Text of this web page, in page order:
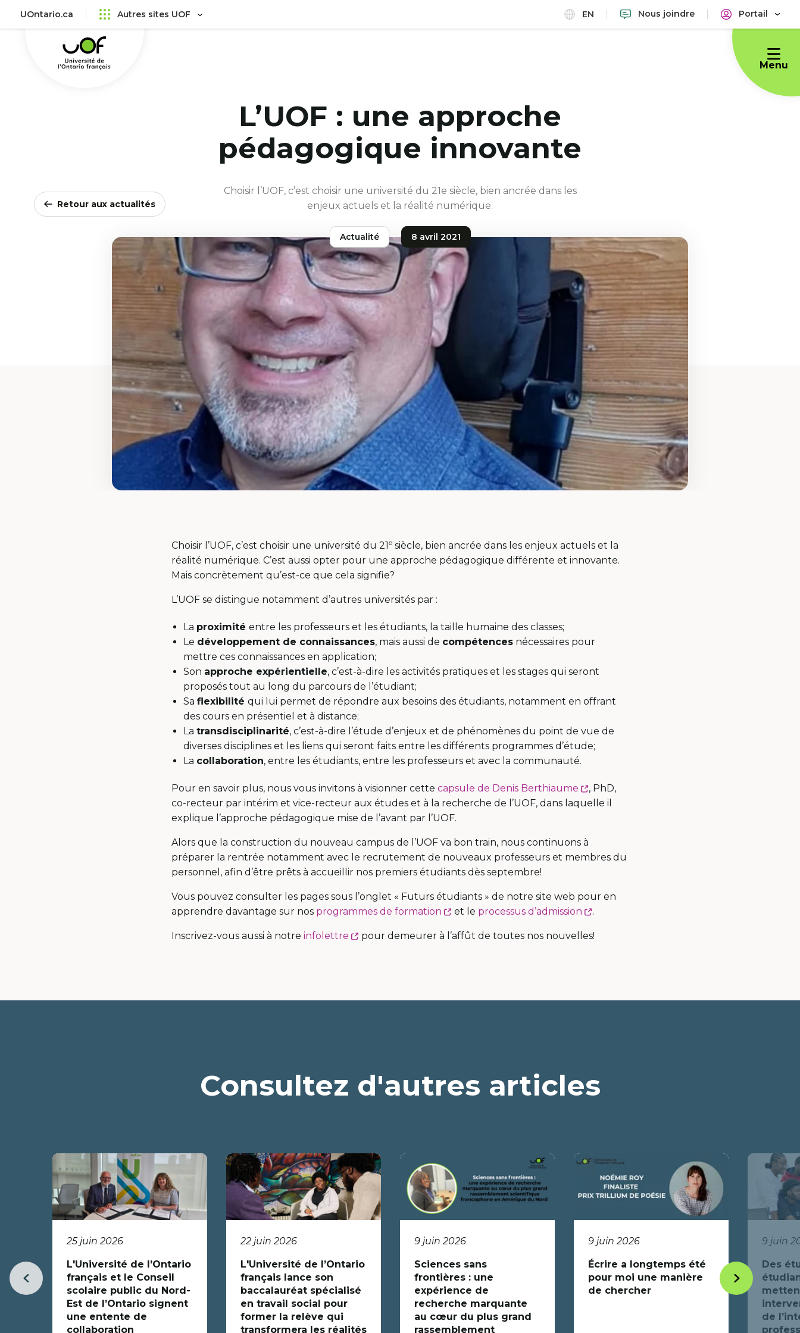
UOntario.ca Autres sites UOF EN Nous joindre Portail
Université
de
l'Ontario
Menu
L’UOF : une approche
pédagogique innovante
Choisir l’UOF, c’est choisir une université du 21e siècle, bien ancrée dans les
enjeux actuels et la réalité numérique.
Retour aux actualités
Actualité 8 avril 2021
Choisir l’UOF, c’est choisir une université du 21e siècle, bien ancrée dans les enjeux actuels et la
réalité numérique. C’est aussi opter pour une approche pédagogique différente et innovante.
Mais concrètement qu’est-ce que cela signifie?
L’UOF se distingue notamment d’autres universités par :
La proximité entre les professeurs et les étudiants, la taille humaine des classes;
Le développement de connaissances, mais aussi de compétences nécessaires pour
mettre ces connaissances en application;
Son approche expérientielle, c’est-à-dire les activités pratiques et les stages qui seront
proposés tout au long du parcours de l’étudiant;
Sa flexibilité qui lui permet de répondre aux besoins des étudiants, notamment en offrant
des cours en présentiel et à distance;
La transdisciplinarité, c’est-à-dire l’étude d’enjeux et de phénomènes du point de vue de
diverses disciplines et les liens qui seront faits entre les différents programmes d’étude;
La collaboration, entre les étudiants, entre les professeurs et avec la communauté.
Pour en savoir plus, nous vous invitons à visionner cette capsule de Denis Berthiaume
Ce
lien
nouvelle
, PhD,
co-recteur par intérim et vice-recteur aux études et à la recherche de l’UOF, dans laquelle il
explique l’approche pédagogique mise de l’avant par l’UOF.
Alors que la construction du nouveau campus de l’UOF va bon train, nous continuons à
préparer la rentrée notamment avec le recrutement de nouveaux professeurs et membres du
personnel, afin d’être prêts à accueillir nos premiers étudiants dès septembre!
Vous pouvez consulter les pages sous l’onglet « Futurs étudiants » de notre site web pour en
apprendre davantage sur nos programmes de formation
Ce
s'ouvrira
fenêtre
et le processus d’admission
Ce
s'ouvrira
fenêtre
.
Inscrivez-vous aussi à notre infolettre
Ce
pour demeurer à l’affût de toutes nos nouvelles!
Consultez d'autres articles
25 juin 2026
L'Université de l’Ontario
français et le Conseil
scolaire public du Nord-
Est de l’Ontario signent
une entente de
collaboration
22 juin 2026
L'Université de l’Ontario
français lance son
baccalauréat spécialisé
en travail social pour
former la relève qui
transformera les réalités
9 juin 2026
Sciences sans
frontières : une
expérience de
recherche marquante
au cœur du plus grand
rassemblement
9 juin 2026
Écrire a longtemps été
pour moi une manière
de chercher
9 juin
Des
de
Item
précédent
Item
suivant